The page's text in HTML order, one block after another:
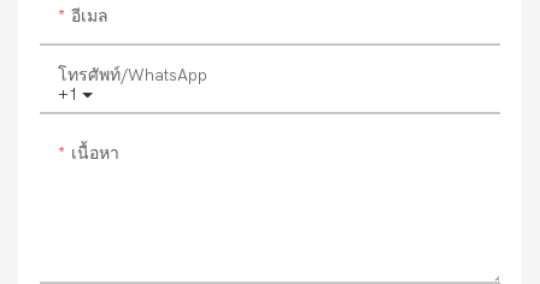
อีเมล
+1
โทรศัพท์/WhatsApp
เนื้อหา